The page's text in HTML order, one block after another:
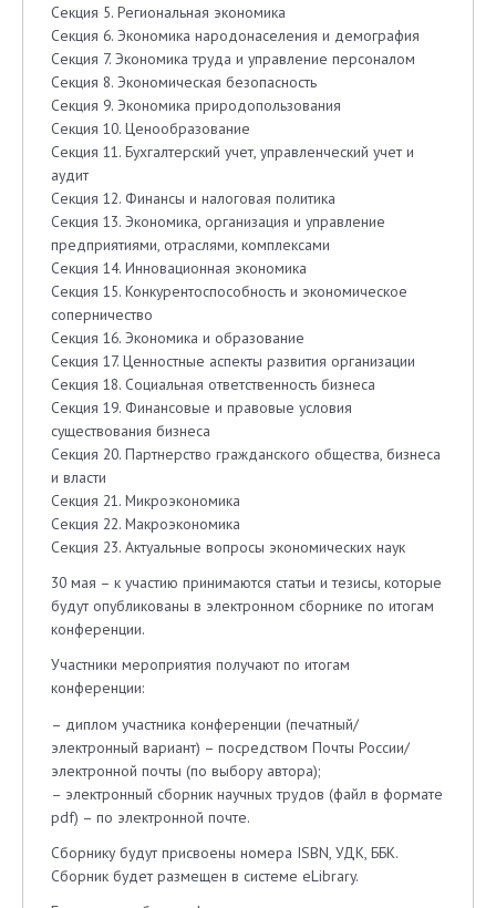
Секция 5. Региональная экономика
Секция 6. Экономика народонаселения и демография
Секция 7. Экономика труда и управление персоналом
Секция 8. Экономическая безопасность
Секция 9. Экономика природопользования
Секция 10. Ценообразование
Секция 11. Бухгалтерский учет, управленческий учет и
аудит
Секция 12. Финансы и налоговая политика
Секция 13. Экономика, организация и управление
предприятиями, отраслями, комплексами
Секция 14. Инновационная экономика
Секция 15. Конкурентоспособность и экономическое
соперничество
Секция 16. Экономика и образование
Секция 17. Ценностные аспекты развития организации
Секция 18. Социальная ответственность бизнеса
Секция 19. Финансовые и правовые условия
существования бизнеса
Секция 20. Партнерство гражданского общества, бизнеса
и власти
Секция 21. Микроэкономика
Секция 22. Макроэкономика
Секция 23. Актуальные вопросы экономических наук
30 мая – к участию принимаются статьи и тезисы, которые
будут опубликованы в электронном сборнике по итогам
конференции.
Участники мероприятия получают по итогам
конференции:
– диплом участника конференции (печатный/
электронный вариант) – посредством Почты России/
электронной почты (по выбору автора);
– электронный сборник научных трудов (файл в формате
pdf) – по электронной почте.
Сборнику будут присвоены номера ISBN, УДК, ББК.
Сборник будет размещен в системе eLibrary.